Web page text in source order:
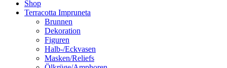
Shop
Terracotta Impruneta
Brunnen
Dekoration
Figuren
Halb-/Eckvasen
Masken/Reliefs